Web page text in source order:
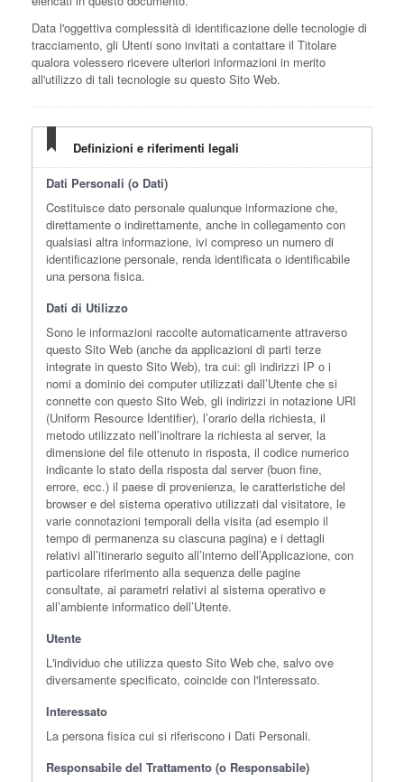
Data l'oggettiva complessità di identificazione delle tecnologie di
tracciamento, gli Utenti sono invitati a contattare il Titolare
qualora volessero ricevere ulteriori informazioni in merito
all'utilizzo di tali tecnologie su questo Sito Web.
Definizioni e riferimenti legali
Dati Personali (o Dati)
Costituisce dato personale qualunque informazione che,
direttamente o indirettamente, anche in collegamento con
qualsiasi altra informazione, ivi compreso un numero di
identificazione personale, renda identificata o identificabile
una persona fisica.
Dati di Utilizzo
Sono le informazioni raccolte automaticamente attraverso
questo Sito Web (anche da applicazioni di parti terze
integrate in questo Sito Web), tra cui: gli indirizzi IP o i
nomi a dominio dei computer utilizzati dall’Utente che si
connette con questo Sito Web, gli indirizzi in notazione URI
(Uniform Resource Identifier), l’orario della richiesta, il
metodo utilizzato nell’inoltrare la richiesta al server, la
dimensione del file ottenuto in risposta, il codice numerico
indicante lo stato della risposta dal server (buon fine,
errore, ecc.) il paese di provenienza, le caratteristiche del
browser e del sistema operativo utilizzati dal visitatore, le
varie connotazioni temporali della visita (ad esempio il
tempo di permanenza su ciascuna pagina) e i dettagli
relativi all’itinerario seguito all’interno dell’Applicazione, con
particolare riferimento alla sequenza delle pagine
consultate, ai parametri relativi al sistema operativo e
all’ambiente informatico dell’Utente.
Utente
L'individuo che utilizza questo Sito Web che, salvo ove
diversamente specificato, coincide con l'Interessato.
Interessato
La persona fisica cui si riferiscono i Dati Personali.
Responsabile del Trattamento (o Responsabile)